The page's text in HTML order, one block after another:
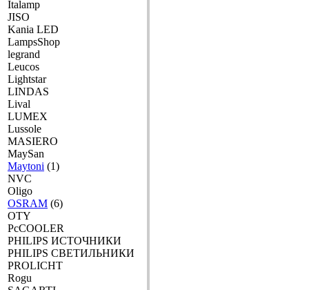
Italamp
JISO
Kania LED
LampsShop
legrand
Leucos
Lightstar
LINDAS
Lival
LUMEX
Lussole
MASIERO
MaySan
Maytoni (1)
NVC
Oligo
OSRAM (6)
OTY
PcCOOLER
PHILIPS ИСТОЧНИКИ
PHILIPS СВЕТИЛЬНИКИ
PROLICHT
Rogu